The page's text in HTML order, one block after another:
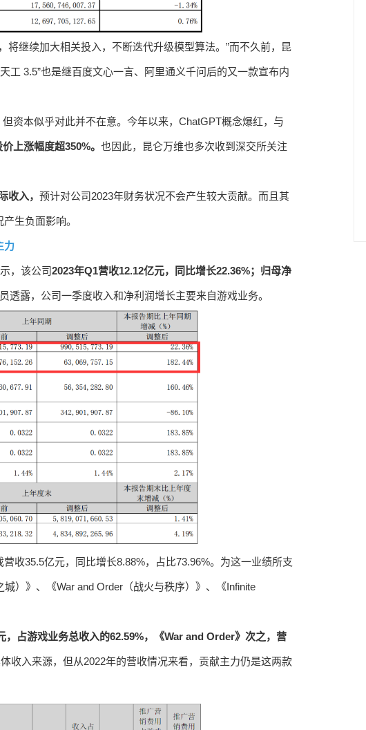
将继续加大相关投入，不断迭代升级模型算法。”而不久前，昆
工 3.5”也是继百度文心一言、阿里通义千问后的又一款宣布内
资本似乎对此并不在意。今年以来，ChatGPT概念爆红，与
上涨幅度超350%。 也因此，昆仑万维也多次收到深交所关注
收入， 预计对公司2023年财务状况不会产生较大贡献。而且其
生负面影响。
力
，该公司2023年Q1营收12.12亿元，同比增长22.36%；归母净
透露，公司一季度收入和净利润增长主要来自游戏业务。
收35.5亿元，同比增长8.88%，占比73.96%。为这一业绩所支
）》、《War and Order（战火与秩序）》、《Infinite
，占游戏业务总收入的62.59%，《War and Order》次之，营
收入来源，但从2022年的营收情况来看，贡献主力仍是这两款